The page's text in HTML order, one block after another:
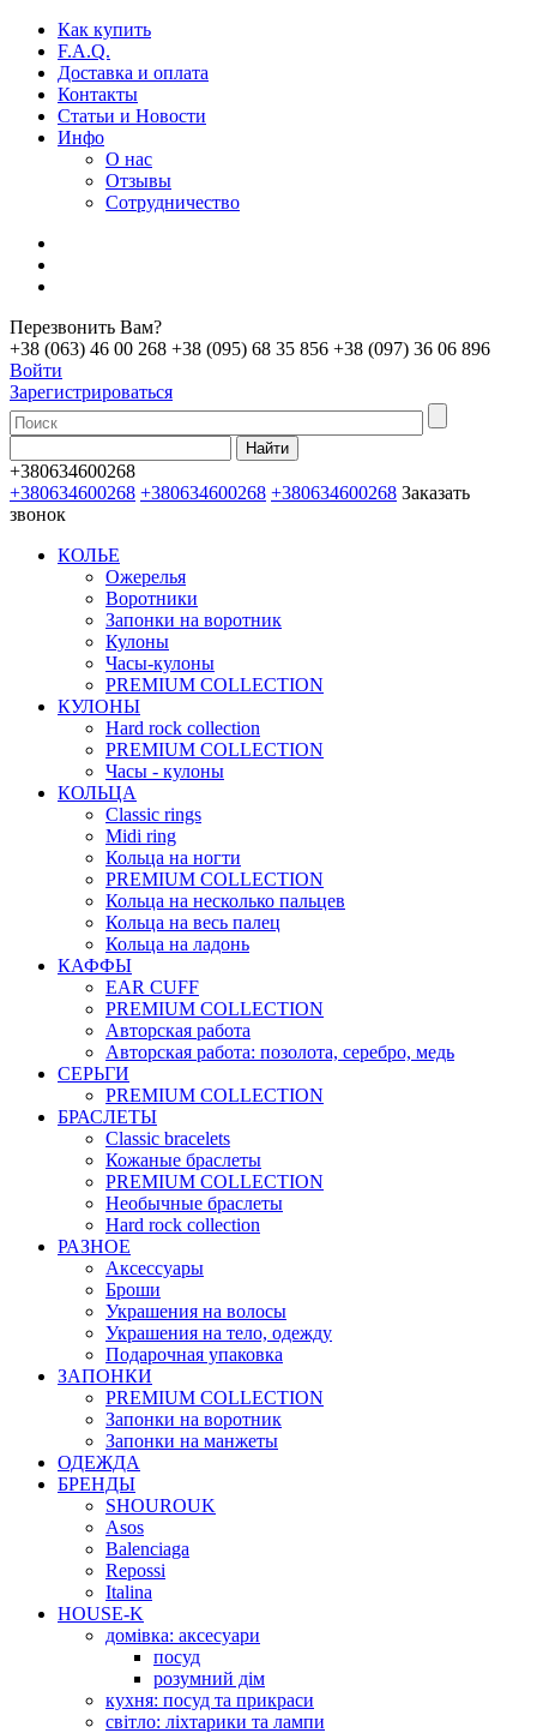
Как купить
F.A.Q.
Доставка и оплата
Контакты
Статьи и Новости
Инфо
О нас
Отзывы
Сотрудничество
Перезвонить Вам?
+38 (063) 46 00 268 +38 (095) 68 35 856 +38 (097) 36 06 896
Войти
Зарегистрироваться
+380634600268
+380634600268 +380634600268 +380634600268 Заказать
звонок
КОЛЬЕ
Ожерелья
Воротники
Запонки на воротник
Кулоны
Часы-кулоны
PREMIUM COLLECTION
КУЛОНЫ
Hard rock collection
PREMIUM COLLECTION
Часы - кулоны
КОЛЬЦА
Classic rings
Midi ring
Кольца на ногти
PREMIUM COLLECTION
Кольца на несколько пальцев
Кольца на весь палец
Кольца на ладонь
КАФФЫ
EAR CUFF
PREMIUM COLLECTION
Авторская работа
Авторская работа: позолота, серебро, медь
СЕРЬГИ
PREMIUM COLLECTION
БРАСЛЕТЫ
Classic bracelets
Кожаные браслеты
PREMIUM COLLECTION
Необычные браслеты
Hard rock collection
РАЗНОЕ
Аксессуары
Броши
Украшения на волосы
Украшения на тело, одежду
Подарочная упаковка
ЗАПОНКИ
PREMIUM COLLECTION
Запонки на воротник
Запонки на манжеты
ОДЕЖДА
БРЕНДЫ
SHOUROUK
Asos
Balenciaga
Repossi
Italina
HOUSE-K
домівка: аксесуари
посуд
розумний дім
кухня: посуд та прикраси
світло: ліхтарики та лампи